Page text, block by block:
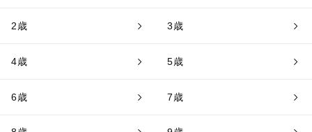
2歳 3歳
4歳 5歳
6歳 7歳